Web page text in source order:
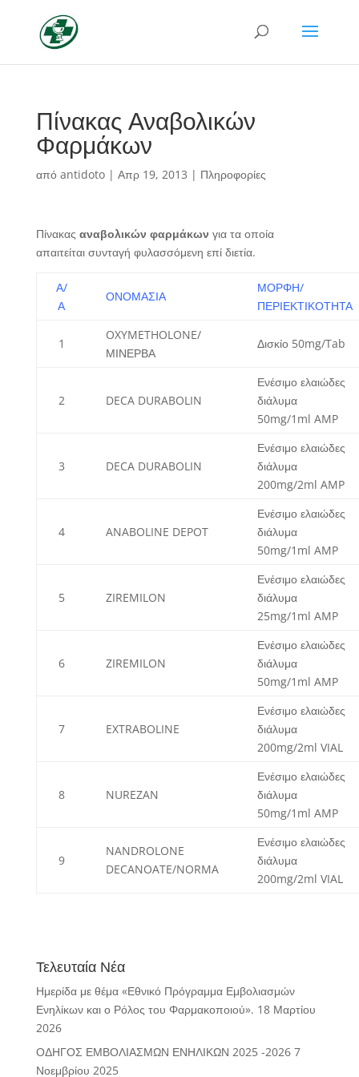
Πίνακας Αναβολικών
Φαρμάκων
από antidoto| Απρ 19, 2013 | Πληροφορίες
Πίνακας αναβολικών φαρμάκων για τα οποία
απαιτείται συνταγή φυλασσόμενη επί διετία.
Α/
Α
ΟΝΟΜΑΣΙΑ
ΜΟΡΦΗ/
ΠΕΡΙΕΚΤΙΚΟΤΗΤΑ
1
OXYMETHOLONE/
ΜΙΝΕΡΒΑ
Δισκίο 50mg/Tab
2 DECA DURABOLIN
Ενέσιμο ελαιώδες
διάλυμα
50mg/1ml AMP
3 DECA DURABOLIN
Ενέσιμο ελαιώδες
διάλυμα
200mg/2ml AMP
4 ANABOLINE DEPOT
Ενέσιμο ελαιώδες
διάλυμα
50mg/1ml AMP
5 ZIREMILON
Ενέσιμο ελαιώδες
διάλυμα
25mg/1ml AMP
6 ZIREMILON
Ενέσιμο ελαιώδες
διάλυμα
50mg/1ml AMP
7 EXTRABOLINE
Ενέσιμο ελαιώδες
διάλυμα
200mg/2ml VIAL
8 NUREZAN
Ενέσιμο ελαιώδες
διάλυμα
50mg/1ml AMP
9
NANDROLONE
DECANOATE/NORMA
Ενέσιμο ελαιώδες
διάλυμα
200mg/2ml VIAL
Τελευταία Νέα
Ημερίδα με θέμα «Εθνικό Πρόγραμμα Εμβολιασμών
Ενηλίκων και ο Ρόλος του Φαρμακοποιού». 18 Μαρτίου
2026
ΟΔΗΓΟΣ ΕΜΒΟΛΙΑΣΜΩΝ ΕΝΗΛΙΚΩΝ 2025 -2026 7
Νοεμβρίου 2025